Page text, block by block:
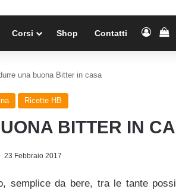
Corsi Shop Contatti
una buona Bitter in casa
Ricette HB
BITTER IN
23 Febbraio 2017
semplice da bere, tra le tante